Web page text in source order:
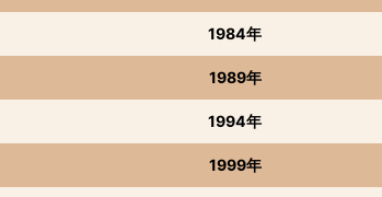
1984年
1989年
1994年
1999年